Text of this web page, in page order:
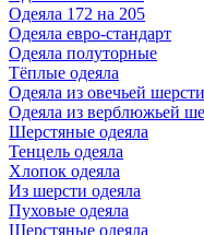
Одеяла 172 на 205
Одеяла евро-стандарт
Одеяла полуторные
Тёплые одеяла
Одеяла из овечьей шерсти
Одеяла из верблюжьей
Шерстяные одеяла
Тенцель одеяла
Хлопок одеяла
Из шерсти одеяла
Пуховые одеяла
Шерстяные одеяла